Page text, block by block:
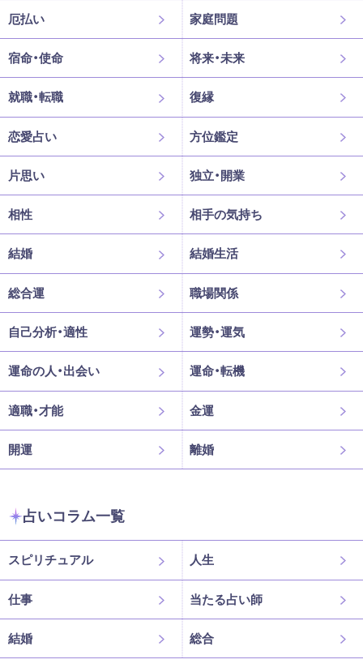
厄払い 家庭問題
宿命・使命 将来・未来
就職・転職 復縁
恋愛占い 方位鑑定
片思い 独立・開業
相性 相手の気持ち
結婚 結婚生活
総合運 職場関係
自己分析・適性 運勢・運気
運命の人・出会い 運命・転機
適職・才能 金運
開運 離婚
占いコラム一覧
スピリチュアル 人生
仕事 当たる占い師
結婚 総合